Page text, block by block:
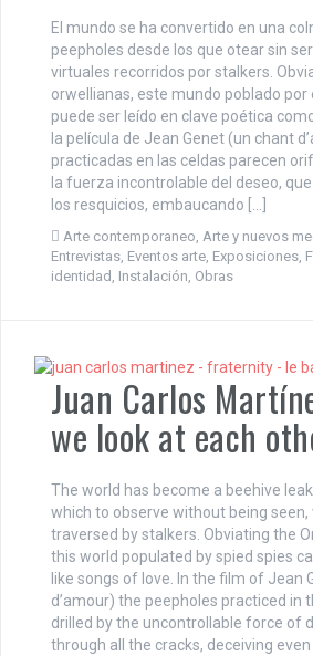
El mundo se ha convertido en una
peepholes desde los que otear sin
virtuales recorridos por stalkers.
orwellianas, este mundo poblado por
puede ser leído en clave poética
la película de Jean Genet (un chant
practicadas en las celdas parecen
la fuerza incontrolable del deseo,
los resquicios, embaucando […]
Arte contemporaneo, Arte y nuevos
Entrevistas, Eventos arte, Exposiciones,
identidad , Instalación, Obras
Juan Carlos
we look at each
The world has become a beehive
which to observe without being
traversed by stalkers. Obviating the
this world populated by spied spies
like songs of love. In the film of Jean
d’amour) the peepholes practiced in
drilled by the uncontrollable force of
through all the cracks, deceiving